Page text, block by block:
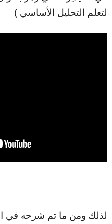
لتعلم التحليل الأساسي )
لذلك ومن ما تم شرحه في